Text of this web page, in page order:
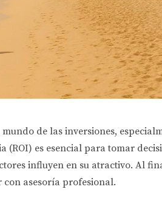
de las inversiones,
es esencial para tomar
influyen en su atractivo. Al
asesoría profesional.